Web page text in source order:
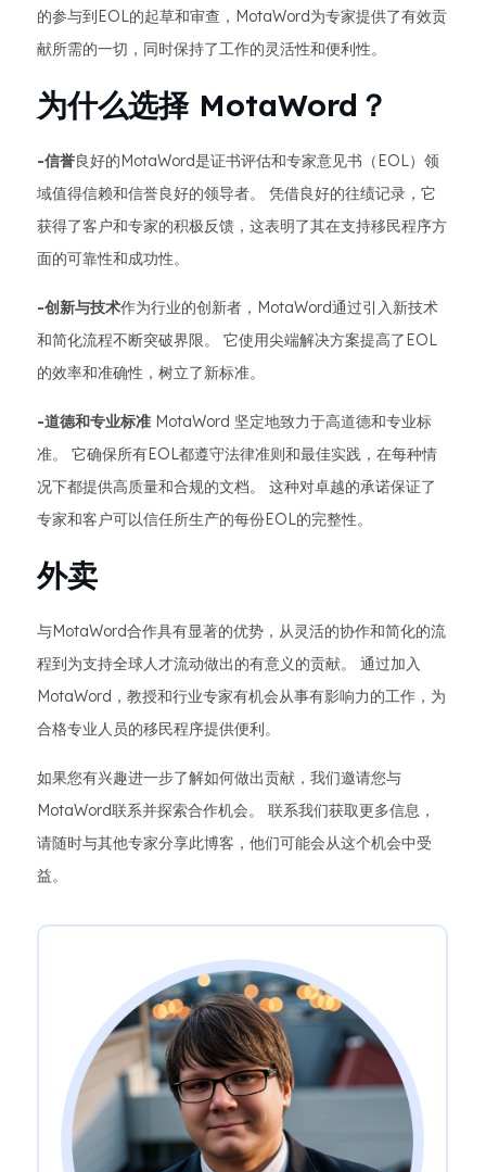
的参与到EOL的起草和审查，MotaWord为专家提供了有效贡
献所需的一切，同时保持了工作的灵活性和便利性。
为什么选择 MotaWord？
-信誉良好的MotaWord是证书评估和专家意见书（EOL）领
域值得信赖和信誉良好的领导者。 凭借良好的往绩记录，它
获得了客户和专家的积极反馈，这表明了其在支持移民程序方
面的可靠性和成功性。
-创新与技术作为行业的创新者，MotaWord通过引入新技术
和简化流程不断突破界限。 它使用尖端解决方案提高了EOL
的效率和准确性，树立了新标准。
-道德和专业标准 MotaWord 坚定地致力于高道德和专业标
准。 它确保所有EOL都遵守法律准则和最佳实践，在每种情
况下都提供高质量和合规的文档。 这种对卓越的承诺保证了
专家和客户可以信任所生产的每份EOL的完整性。
外卖
与MotaWord合作具有显著的优势，从灵活的协作和简化的流
程到为支持全球人才流动做出的有意义的贡献。 通过加入
MotaWord，教授和行业专家有机会从事有影响力的工作，为
合格专业人员的移民程序提供便利。
如果您有兴趣进一步了解如何做出贡献，我们邀请您与
MotaWord联系并探索合作机会。 联系我们获取更多信息，
请随时与其他专家分享此博客，他们可能会从这个机会中受
益。